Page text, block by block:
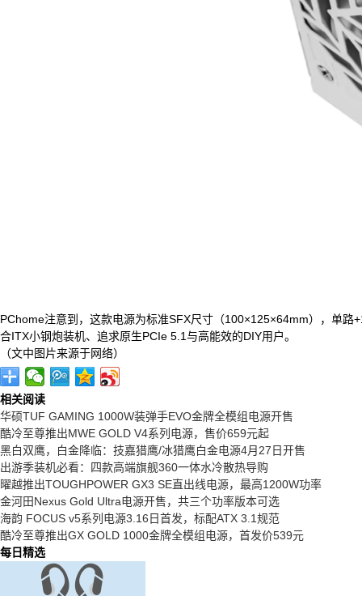
PChome注意到，这款电源为标准SFX尺寸（100×125×64mm），单
合ITX小钢炮装机、追求原生PCIe 5.1与高能效的DIY用户。
（文中图片来源于网络）
相关阅读
华硕TUF GAMING 1000W装弹手EVO金牌全模组电源开售
酷冷至尊推出MWE GOLD V4系列电源，售价659元起
黑白双鹰，白金降临：技嘉猎鹰/冰猎鹰白金电源4月27日开售
出游季装机必看：四款高端旗舰360一体水冷散热导购
曜越推出TOUGHPOWER GX3 SE直出线电源，最高1200W功率
金河田Nexus Gold Ultra电源开售，共三个功率版本可选
海韵 FOCUS v5系列电源3.16日首发，标配ATX 3.1规范
酷冷至尊推出GX GOLD 1000金牌全模组电源，首发价539元
每日精选